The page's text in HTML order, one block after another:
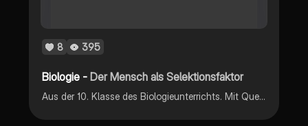
8 395
Biologie -Der Mensch als Selektionsfaktor
Aus der 10. Klasse des Biologieunterrichts. Mit Quellenangaben!